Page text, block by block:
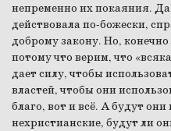
непременно их покаяния.
действовала по-божески,
доброму закону. Но,
потому что верим, что
дает силу, чтобы
властей, чтобы они
благо, вот и всё. А будут
нехристианские, будут ли